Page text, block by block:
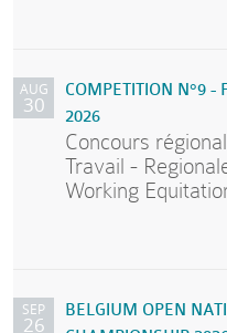
AUG
30
COMPETITION N°9 -
2026
Concours
Travail -
Working
SEP
26
BELGIUM OPEN